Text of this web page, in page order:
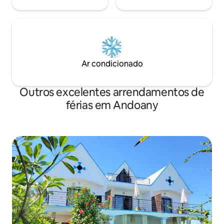
Ar condicionado
Outros excelentes arrendamentos de
férias em Andoany